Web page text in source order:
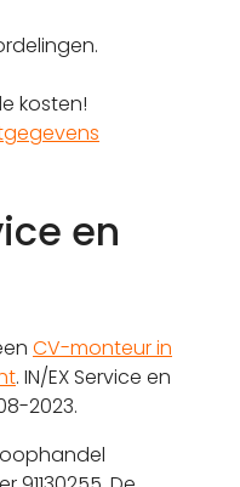
kosten!
en
CV-monteur in
. IN/EX Service en
2023.